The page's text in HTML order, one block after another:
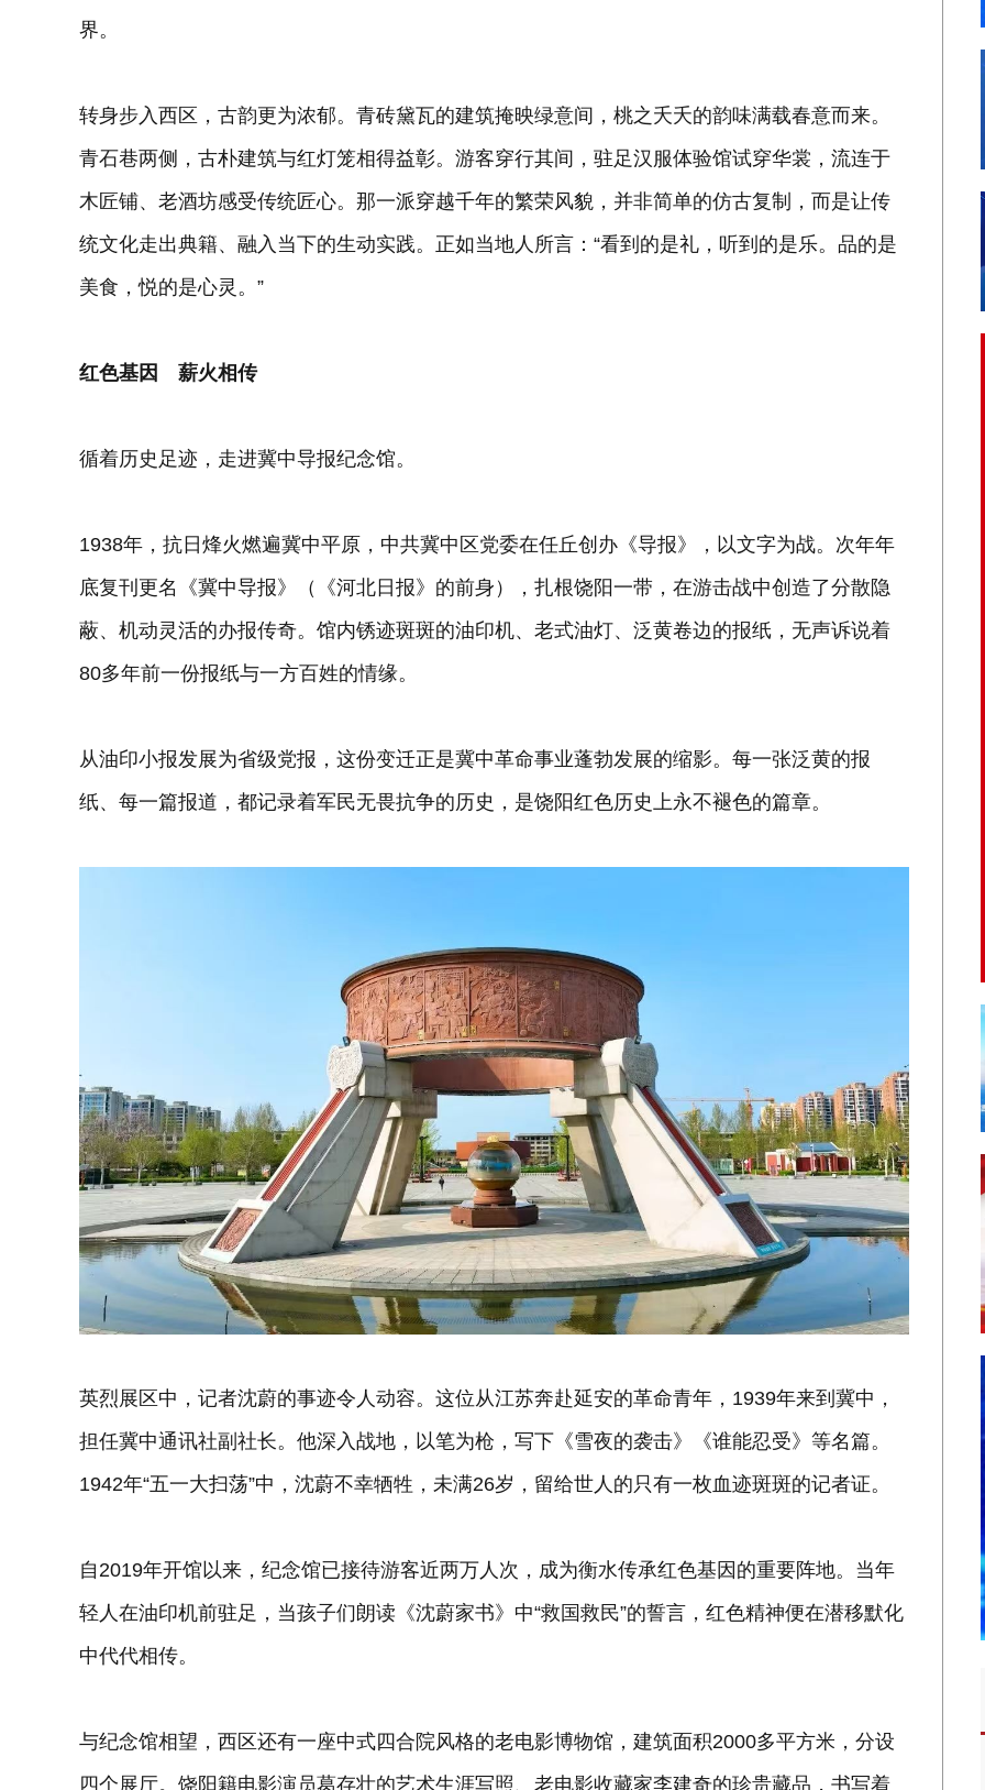
界。
转身步入西区，古韵更为浓郁。青砖黛瓦的建筑掩映绿意间，桃之夭夭的韵味满载春意而来。
青石巷两侧，古朴建筑与红灯笼相得益彰。游客穿行其间，驻足汉服体验馆试穿华裳，流连于
木匠铺、老酒坊感受传统匠心。那一派穿越千年的繁荣风貌，并非简单的仿古复制，而是让传
统文化走出典籍、融入当下的生动实践。正如当地人所言：“看到的是礼，听到的是乐。品的是
美食，悦的是心灵。”
红色基因 薪火相传
循着历史足迹，走进冀中导报纪念馆。
1938年，抗日烽火燃遍冀中平原，中共冀中区党委在任丘创办《导报》，以文字为战。次年年
底复刊更名《冀中导报》（《河北日报》的前身），扎根饶阳一带，在游击战中创造了分散隐
蔽、机动灵活的办报传奇。馆内锈迹斑斑的油印机、老式油灯、泛黄卷边的报纸，无声诉说着
80多年前一份报纸与一方百姓的情缘。
从油印小报发展为省级党报，这份变迁正是冀中革命事业蓬勃发展的缩影。每一张泛黄的报
纸、每一篇报道，都记录着军民无畏抗争的历史，是饶阳红色历史上永不褪色的篇章。
英烈展区中，记者沈蔚的事迹令人动容。这位从江苏奔赴延安的革命青年，1939年来到冀中，
担任冀中通讯社副社长。他深入战地，以笔为枪，写下《雪夜的袭击》《谁能忍受》等名篇。
1942年“五一大扫荡”中，沈蔚不幸牺牲，未满26岁，留给世人的只有一枚血迹斑斑的记者证。
自2019年开馆以来，纪念馆已接待游客近两万人次，成为衡水传承红色基因的重要阵地。当年
轻人在油印机前驻足，当孩子们朗读《沈蔚家书》中“救国救民”的誓言，红色精神便在潜移默化
中代代相传。
与纪念馆相望，西区还有一座中式四合院风格的老电影博物馆，建筑面积2000多平方米，分设
四个展厅。饶阳籍电影演员葛存壮的艺术生涯写照、老电影收藏家李建奇的珍贵藏品，书写着